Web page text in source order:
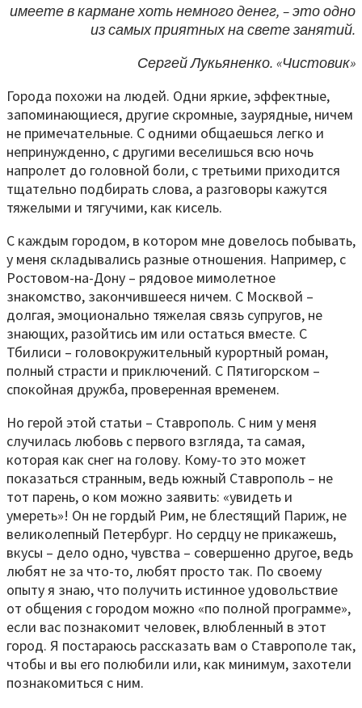
имеете в кармане хоть немного денег, – это одно
из самых приятных на свете занятий.
Сергей Лукьяненко. «Чистовик»
Города похожи на людей. Одни яркие, эффектные,
запоминающиеся, другие скромные, заурядные, ничем
не примечательные. С одними общаешься легко и
непринужденно, с другими веселишься всю ночь
напролет до головной боли, с третьими приходится
тщательно подбирать слова, а разговоры кажутся
тяжелыми и тягучими, как кисель.
С каждым городом, в котором мне довелось побывать,
у меня складывались разные отношения. Например, с
Ростовом-на-Дону – рядовое мимолетное
знакомство, закончившееся ничем. С Москвой –
долгая, эмоционально тяжелая связь супругов, не
знающих, разойтись им или остаться вместе. С
Тбилиси – головокружительный курортный роман,
полный страсти и приключений. С Пятигорском –
спокойная дружба, проверенная временем.
Но герой этой статьи – Ставрополь. С ним у меня
случилась любовь с первого взгляда, та самая,
которая как снег на голову. Кому-то это может
показаться странным, ведь южный Ставрополь – не
тот парень, о ком можно заявить: «увидеть и
умереть»! Он не гордый Рим, не блестящий Париж, не
великолепный Петербург. Но сердцу не прикажешь,
вкусы – дело одно, чувства – совершенно другое, ведь
любят не за что-то, любят просто так. По своему
опыту я знаю, что получить истинное удовольствие
от общения с городом можно «по полной программе»,
если вас познакомит человек, влюбленный в этот
город. Я постараюсь рассказать вам о Ставрополе так,
чтобы и вы его полюбили или, как минимум, захотели
познакомиться с ним.